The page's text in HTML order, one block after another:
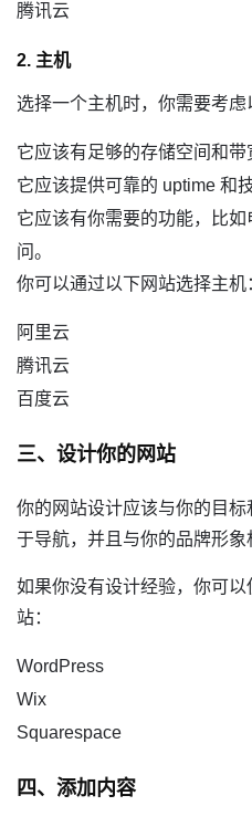
腾讯云
2. 主机
选择一个主机时，你需要考虑
它应该有足够的存储空间和带
它应该提供可靠的 uptime 和
它应该有你需要的功能，比
问。
你可以通过以下网站选择主机
阿里云
腾讯云
百度云
三、设计你的网站
你的网站设计应该与你的目
于导航，并且与你的品牌形象
如果你没有设计经验，你可
站：
WordPress
Wix
Squarespace
四、添加内容